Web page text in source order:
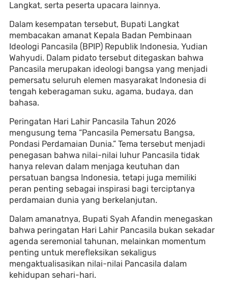
Langkat, serta peserta upacara lainnya.
Dalam kesempatan tersebut, Bupati Langkat
membacakan amanat Kepala Badan Pembinaan
Ideologi Pancasila (BPIP) Republik Indonesia, Yudian
Wahyudi. Dalam pidato tersebut ditegaskan bahwa
Pancasila merupakan ideologi bangsa yang menjadi
pemersatu seluruh elemen masyarakat Indonesia di
tengah keberagaman suku, agama, budaya, dan
bahasa.
Peringatan Hari Lahir Pancasila Tahun 2026
mengusung tema “Pancasila Pemersatu Bangsa,
Pondasi Perdamaian Dunia.” Tema tersebut menjadi
penegasan bahwa nilai-nilai luhur Pancasila tidak
hanya relevan dalam menjaga keutuhan dan
persatuan bangsa Indonesia, tetapi juga memiliki
peran penting sebagai inspirasi bagi terciptanya
perdamaian dunia yang berkelanjutan.
Dalam amanatnya, Bupati Syah Afandin menegaskan
bahwa peringatan Hari Lahir Pancasila bukan sekadar
agenda seremonial tahunan, melainkan momentum
penting untuk merefleksikan sekaligus
mengaktualisasikan nilai-nilai Pancasila dalam
kehidupan sehari-hari.